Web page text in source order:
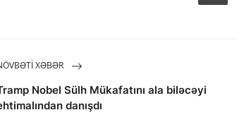
XƏBƏR
Nobel Sülh Mükafatını ala biləcəyi
danışdı